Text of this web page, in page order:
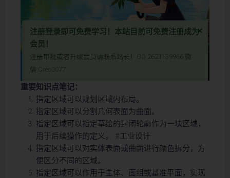
本视频教程含图文详细讲解了在Creo 9.0版本中如何使用“指定区域”命
令，该命令位于“插入”->“修饰”菜单中（与老版本Pro/E位置相同）。通
过该命令，您可以指定草绘轮廓作为一块区域，用于定义后续的结构特
征或对实体/曲面进行颜色拆分，类似于修饰功能。需要注意的是，“指
定区域”命令不会实际切割零件，而是通过显示区分区域，常用于零件
的着色区分和视觉优化。无论您是Creo初学者还是希望提升设计表现力
的专业人士，本视频都能为您提供实用指导，助您轻松掌握这一功能，
提升设计效率与视觉效果！
本视频为免费视频，登录后刷新本页面即可学习
注册登录即可免费学习！本站目前可免费注册成为
会员！
注册审批或者升级会员请联系站长！QQ:2621139966 微
信:Creo2077
×
重要知识点笔记：
指定区域可以规划区域内布局。
指定区域可以分割几何表面为曲面。
指定区域可以指定草绘的封闭轮廓作为一块区域，
用于后续操作的定义。 #工业设计
指定区域可以对实体表面或曲面进行颜色拆分，方
便区分不同的区域。
指定区域可以作用于主体、面组或基准平面，实现